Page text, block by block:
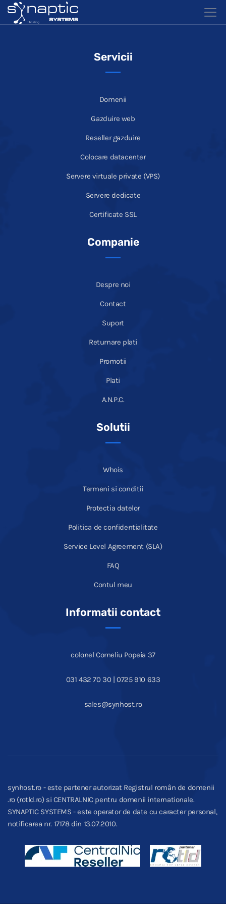
Servicii
Domenii
Gazduire web
Reseller gazduire
Colocare datacenter
Servere virtuale private (VPS)
Servere dedicate
Certificate SSL
Companie
Despre noi
Contact
Suport
Returnare plati
Promotii
Plati
A.N.P.C.
Solutii
Whois
Termeni si conditii
Protectia datelor
Politica de confidentialitate
Service Level Agreement (SLA)
FAQ
Contul meu
Informatii contact
colonel Corneliu Popeia 37
031 432 70 30 | 0725 910 633
sales@synhost.ro
synhost.ro - este partener autorizat Registrul român de domenii
.ro (rotld.ro) si CENTRALNIC pentru domenii internationale.
SYNAPTIC SYSTEMS - este operator de date cu caracter personal,
notificarea nr. 17178 din 13.07.2010.